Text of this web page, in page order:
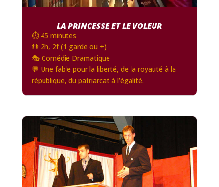
LA PRINCESSE ET LE VOLEUR
⏱️ 45 minutes
👫 2h, 2f (1 garde ou +)
🎭 Comédie Dramatique
💬 Une fable pour la liberté, de la royauté à la
république, du patriarcat à l’égalité.